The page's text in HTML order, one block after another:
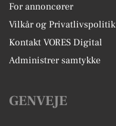
For annoncører
Vilkår og Privatlivspolitik
Kontakt VORES Digital
Administrer samtykke
GENVEJE